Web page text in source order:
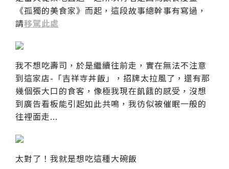
《孤獨的美食家》而起，這段故事總幹事有寫過，
請移駕此處
我不想吃壽司，於是繼續往前走，實在無法不注意
到這家店-「吉祥寺丼飯」，招牌太拉風了，還有那
幾個張大口的食客，像極我現在飢餓的感受，沒想
到廣告看板能引起如此共鳴，我彷似被催眠一般的
往裡面走...
太對了！我就是想吃這種大碗飯